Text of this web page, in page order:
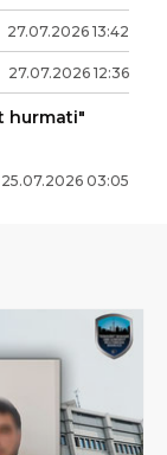
27.07.2026 13:42
27.07.2026 12:36
hurmati"
25.07.2026 03:05